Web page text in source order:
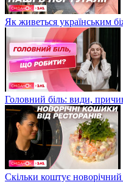
Як живеться українським
Головний біль: види,
Скільки коштує